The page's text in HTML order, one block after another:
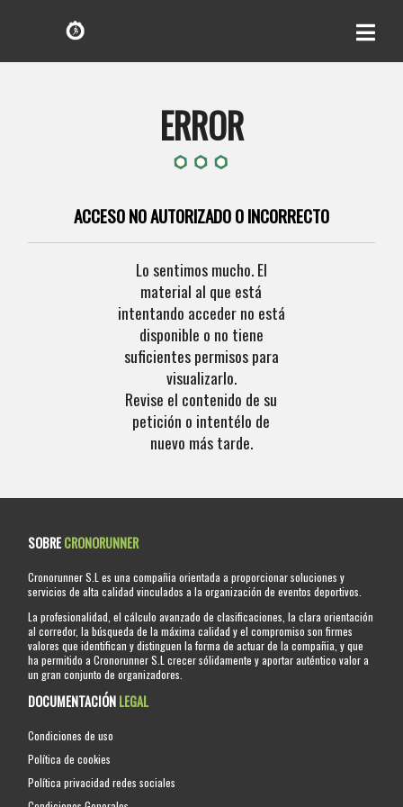
ERROR
ACCESO NO AUTORIZADO O INCORRECTO
Lo sentimos mucho. El
material al que está
intentando acceder no está
disponible o no tiene
suficientes permisos para
visualizarlo.
Revise el contenido de su
petición o intentélo de
nuevo más tarde.
SOBRECRONORUNNER
Cronorunner S.L es una compañia orientada a proporcionar soluciones y
servicios de alta calidad vinculados a la organización de eventos deportivos.
La profesionalidad, el cálculo avanzado de clasificaciones, la clara orientación
al corredor, la búsqueda de la máxima calidad y el compromiso son firmes
valores que identifican y distinguen la forma de actuar de la compañia, y que
ha permitido a Cronorunner S.L crecer sólidamente y aportar auténtico valor a
un gran conjunto de organizadores.
DOCUMENTACIÓNLEGAL
Condiciones de uso
Política de cookies
Política privacidad redes sociales